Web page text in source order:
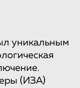
уникальным
(ИЗА)